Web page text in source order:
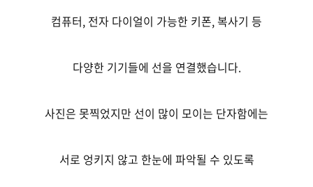
컴퓨터, 전자 다이얼이 가능한 키폰, 복사기 등
다양한 기기들에 선을 연결했습니다.
사진은 못찍었지만 선이 많이 모이는 단자함에는
서로 엉키지 않고 한눈에 파악될 수 있도록